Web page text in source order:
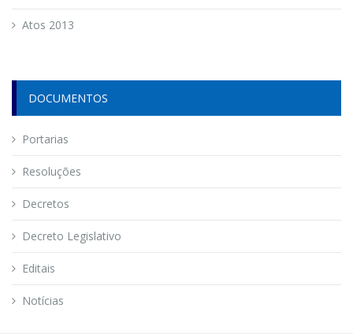
Atos 2013
DOCUMENTOS
Portarias
Resoluções
Decretos
Decreto Legislativo
Editais
Notícias